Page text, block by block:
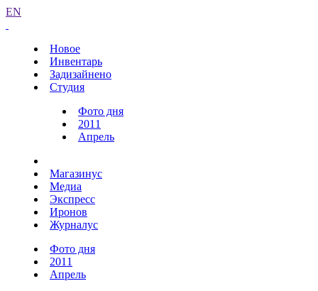
EN
Новое
Инвентарь
Задизайнено
Студия
Фото дня
2011
Апрель
Магазинус
Медиа
Экспресс
Иронов
Журналус
Фото дня
2011
Апрель